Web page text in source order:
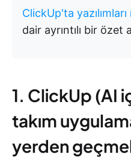
ClickUp'ta
dair ayrıntılı bir özet
1. ClickUp (AI
takım
yerden